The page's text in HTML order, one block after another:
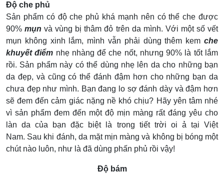
Độ che phủ
Sản phẩm có độ che phủ khá mạnh nên có thể che được
90%mụn và vùng bị thâm đỏ trên da mình. Với một số vết
mụn không xinh lắm, mình vẫn phải dùng thêm kem che
khuyết điểm nhẹ nhàng để che nốt, nhưng 90% là tốt lắm
rồi. Sản phẩm này có thể dùng nhẹ lên da cho những bạn
da đẹp, và cũng có thể đánh đậm hơn cho những bạn da
chưa đẹp như mình. Bạn đang lo sợ đánh dày và đậm hơn
sẽ đem đến cảm giác nặng nề khó chịu? Hãy yên tâm nhé
vì sản phẩm đem đến một độ mịn màng rất đáng yêu cho
làn da của bạn đặc biệt là trong tiết trời oi ả tại Việt
Nam. Sau khi đánh, da mặt mịn màng và không bị bóng một
chút nào luôn, như là đã dùng phấn phủ rồi vậy!
Độ bám